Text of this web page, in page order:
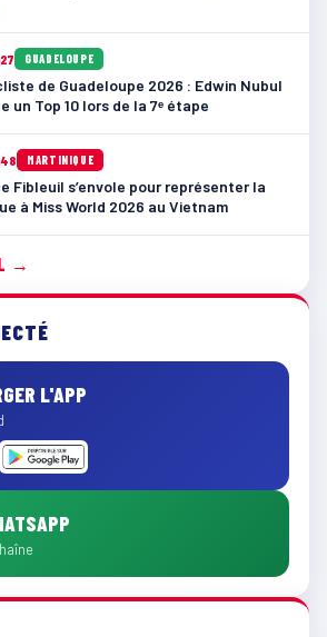
GUADELOUPE
de Guadeloupe 2026 : Edwin Nubul
un Top 10 lors de la 7ᵉ étape
MARTINIQUE
Fibleuil s’envole pour représenter la
à Miss World 2026 au Vietnam
→
L'APP